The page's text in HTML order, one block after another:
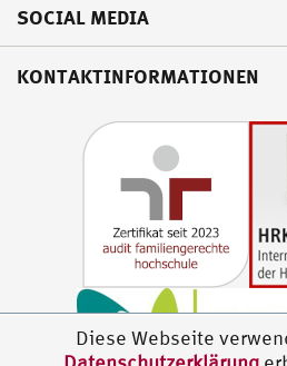
Diese Webseite
SOCIAL MEDIA
KONTAKTINFORMATIONEN